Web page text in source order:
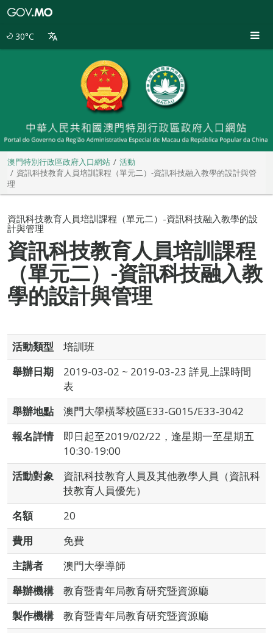
30°C
澳門特別行政區政府入口網站
活動
資訊科技教育人員培訓課程（單元二）-資訊科技融入教學的設計與管
理
資訊科技教育人員培訓課程（單元二）-資訊科技融入教學的設
計與管理
資訊科技教育人員培訓課程
（單元二）-資訊科技融入教
學的設計與管理
活動類型
培訓班
舉辦日期
2019-03-02 ~ 2019-03-23 詳見上課時間
表
舉辦地點
澳門大學橫琴校區E33-G015/E33-3042
報名詳情
即日起至2019/02/22，逢星期一至星期五
10:30-19:00
活動對象
資訊科技教育人員及其他教學人員（資訊科
技教育人員優先）
名額
20
費用
免費
主講者
澳門大學導師
舉辦機構
教育暨青年局教育研究暨資源廳
製作機構
教育暨青年局教育研究暨資源廳